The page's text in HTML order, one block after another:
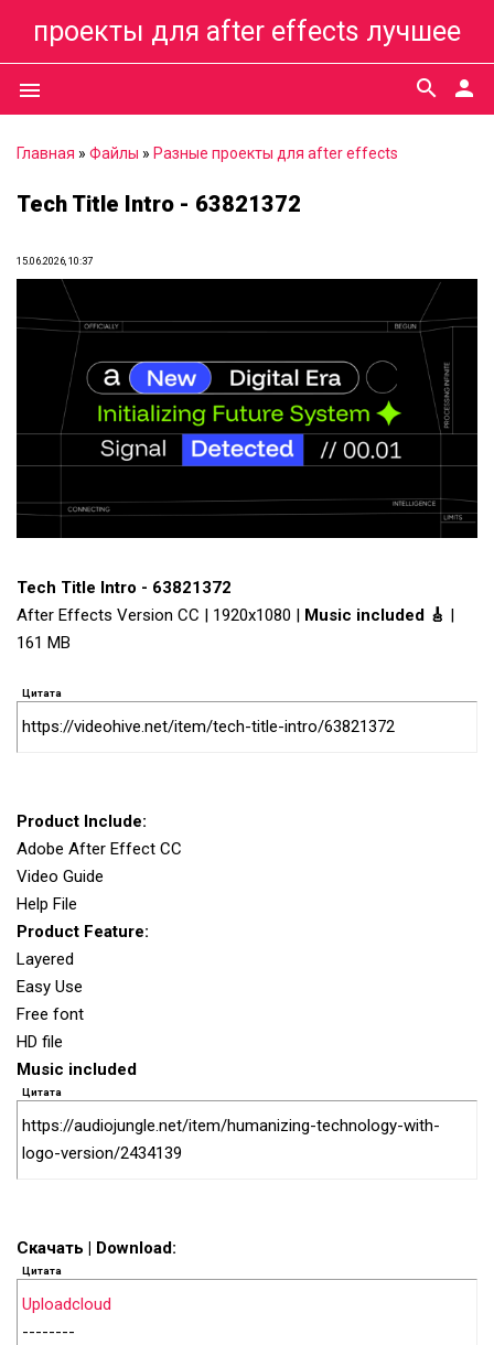
проекты для after effects лучшее
menu person
search
Главная » Файлы » Разные проекты для after effects
Tech Title Intro - 63821372
15.06.2026, 10:37
Tech Title Intro - 63821372
After Effects Version CC | 1920x1080 | Music included 🎸 |
161 MB
Цитата
https://videohive.net/item/tech-title-intro/63821372
Product Include:
Adobe After Effect CC
Video Guide
Help File
Product Feature:
Layered
Easy Use
Free font
HD file
Music included
Цитата
https://audiojungle.net/item/humanizing-technology-with-
logo-version/2434139
Скачать | Download:
Цитата
Uploadcloud
--------